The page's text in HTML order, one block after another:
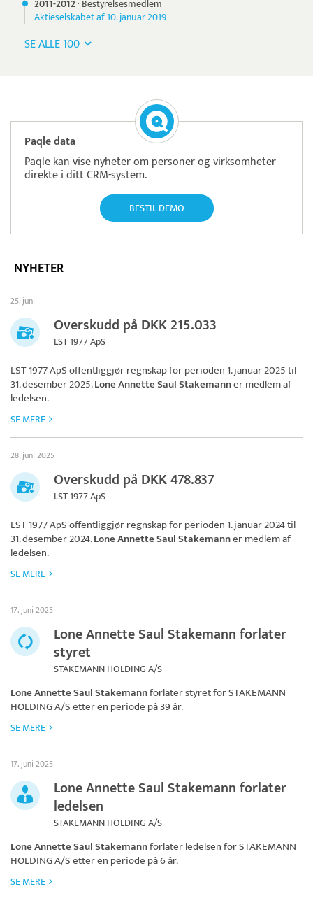
2011-2012· Bestyrelsesmedlem
Aktieselskabet af 10. januar 2019
SE ALLE 100
Paqle data
Paqle kan vise nyheter om personer og virksomheter
direkte i ditt CRM-system.
BESTIL DEMO
NYHETER
25. juni
Overskudd på DKK 215.033
LST 1977 ApS
LST 1977 ApSoffentliggjør regnskap for perioden 1. januar 2025 til
31. desember 2025.Lone Annette Saul Stakemanner medlem af
ledelsen.
SE MERE
28. juni 2025
Overskudd på DKK 478.837
LST 1977 ApS
LST 1977 ApSoffentliggjør regnskap for perioden 1. januar 2024 til
31. desember 2024.Lone Annette Saul Stakemanner medlem af
ledelsen.
SE MERE
17. juni 2025
Lone Annette Saul Stakemann forlater
styret
STAKEMANN HOLDING A/S
Lone Annette Saul Stakemannforlater styret forSTAKEMANN
HOLDING A/Setter en periode på 39 år.
SE MERE
17. juni 2025
Lone Annette Saul Stakemann forlater
ledelsen
STAKEMANN HOLDING A/S
Lone Annette Saul Stakemannforlater ledelsen forSTAKEMANN
HOLDING A/Setter en periode på 6 år.
SE MERE